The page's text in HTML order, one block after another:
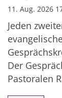
11. Aug. 2026
Jeden
Der
Pastoralen